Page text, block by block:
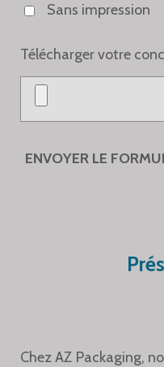
Sans impression
Télécharger votre
ENVOYER LE
Chez AZ Packaging,